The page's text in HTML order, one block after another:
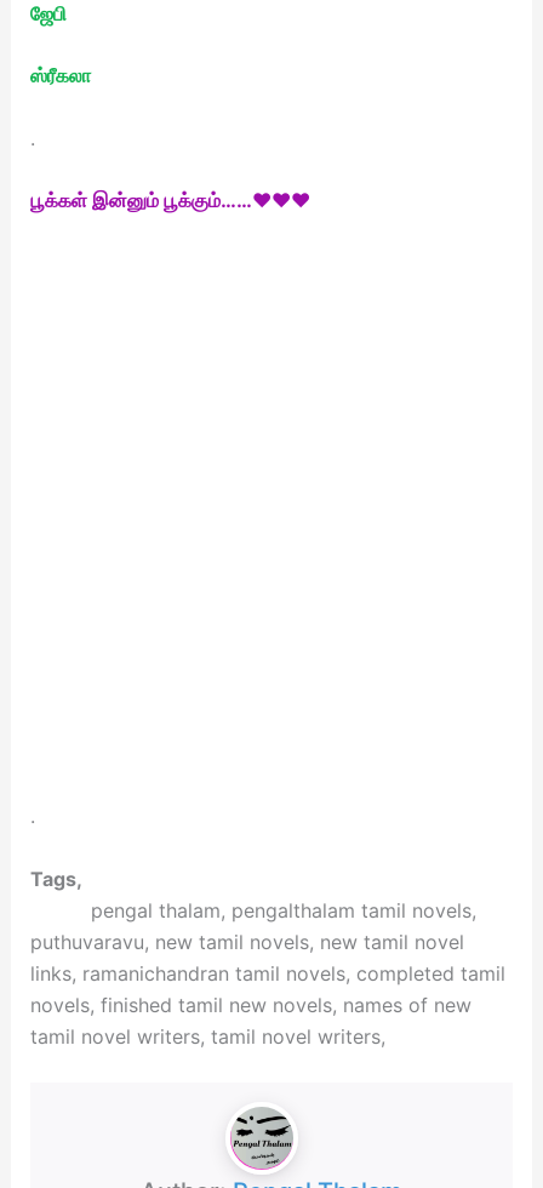
ஜேபி
ஸ்ரீகலா
.
பூக்கள் இன்னும் பூக்கும்……♥♥♥
.
Tags,
pengal thalam, pengalthalam tamil novels,
puthuvaravu, new tamil novels, new tamil novel
links, ramanichandran tamil novels, completed tamil
novels, finished tamil new novels, names of new
tamil novel writers, tamil novel writers,